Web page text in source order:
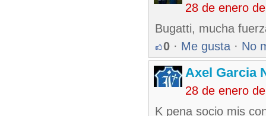
28 de enero
Bugatti, mucha
0 · Me gusta · No
Axel Garcia
28 de enero
K pena socio mis